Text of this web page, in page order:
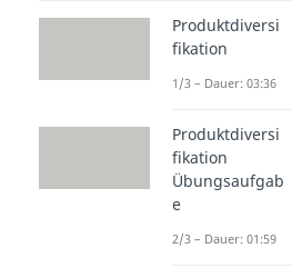
Produktdiversi
fikation
1/3 – Dauer: 03:36
Produktdiversi
fikation
Übungsaufgab
e
2/3 – Dauer: 01:59